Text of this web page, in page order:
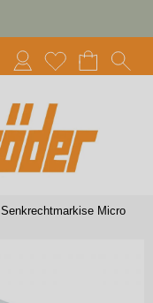
Senkrechtmarkise Micro